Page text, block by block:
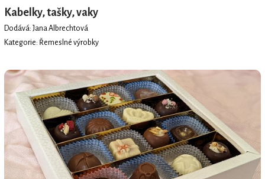
Kabelky, tašky, vaky
Dodává: Jana Albrechtová
Kategorie: Řemeslné výrobky